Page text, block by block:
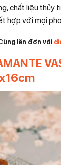
chất liệu thủy
hợp với mọi
lên đơn với